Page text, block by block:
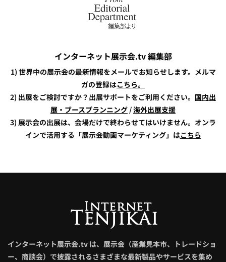
インターネット展示会.tv 編集部
1) 世界中の展示会の最新情報をメールでお知らせします。メルマ
ガの登録はこちら。
2) 出展をご検討ですか？出展サポートをご利用ください。 国内出
展・ブースプランニング /海外出展支援
3) 展示会の出展は、会場だけで終わらせてはいけません。オンラ
インで活用する「展示会動画マーケティング」はこちら
インターネット展示会.tv は、展示会（産業見本市、トレードショ
ー、商談会）で披露されるさまざまな最新製品やサービスを集め